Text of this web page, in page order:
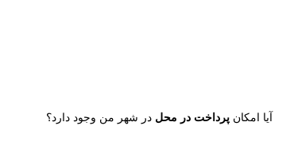
آیا امکانپرداخت در محل در شهر من وجود دارد؟